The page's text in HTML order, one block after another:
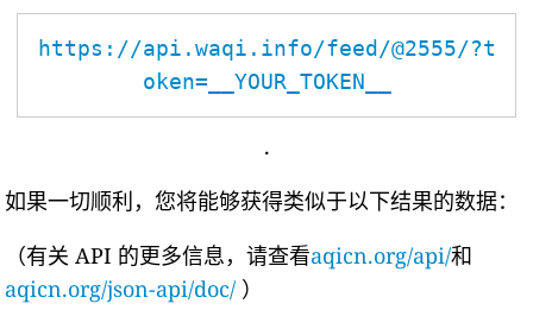
https://api.waqi.info/feed/@2555/?t
oken=__YOUR_TOKEN__
.
如果一切顺利，您将能够获得类似于以下结果的数据：
（有关 API 的更多信息，请查看aqicn.org/api/和
aqicn.org/json-api/doc/ ）